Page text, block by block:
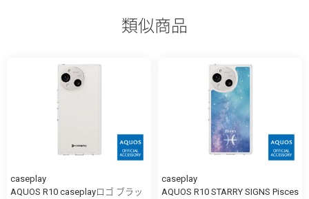
類似商品
caseplay
AQUOS R10 caseplayロゴ ブラッ
caseplay
AQUOS R10 STARRY SIGNS Pisces